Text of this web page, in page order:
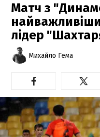
Матч з
лідер
Михайло Гема